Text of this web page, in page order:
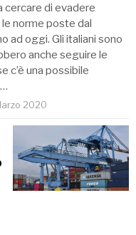
cercare di evadere
le norme poste dal
ad oggi. Gli italiani sono
anche seguire le
c’è una possibile
2020